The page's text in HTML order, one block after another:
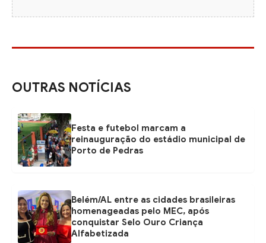
OUTRAS NOTÍCIAS
Festa e futebol marcam a
reinauguração do estádio municipal de
Porto de Pedras
Belém/AL entre as cidades brasileiras
homenageadas pelo MEC, após
conquistar Selo Ouro Criança
Alfabetizada